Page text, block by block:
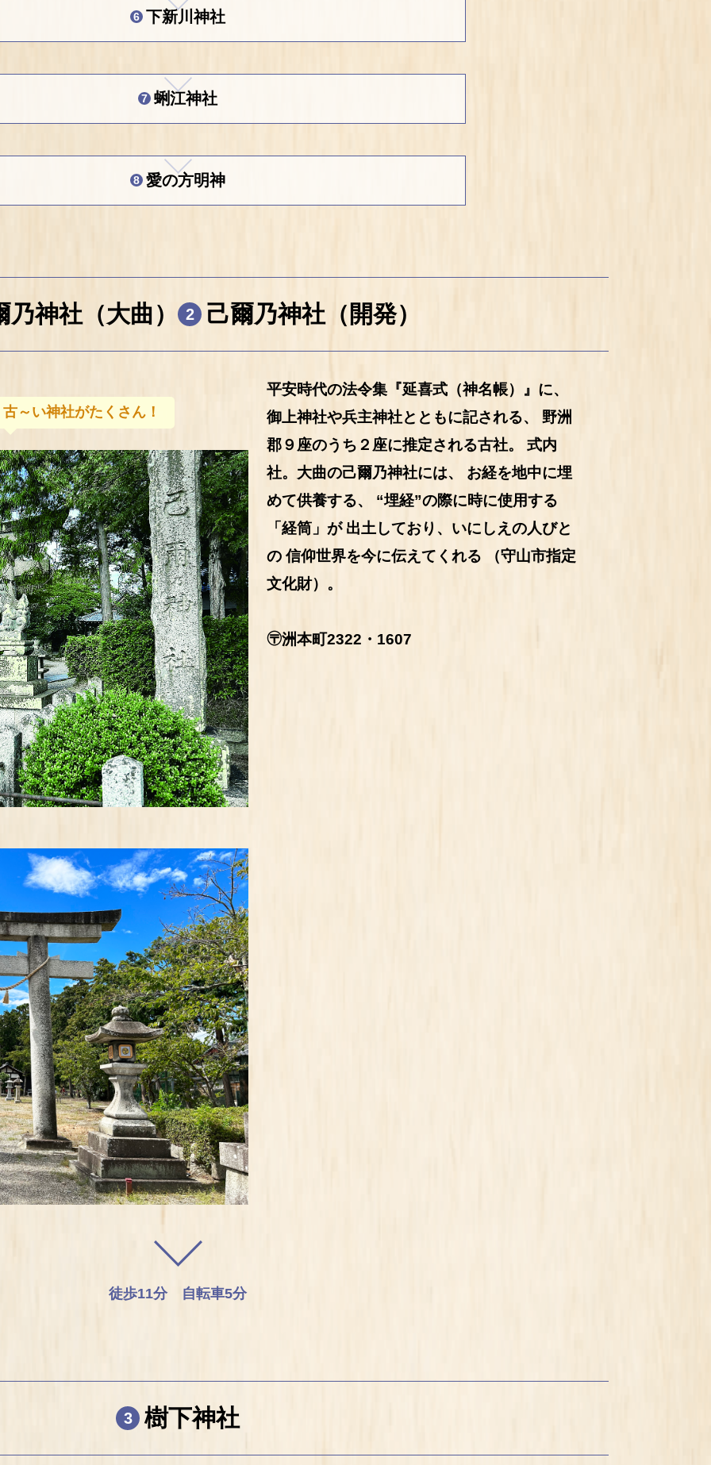
6 下新川神社
7 蜊江神社
8 愛の方明神
乃神社（大曲） 2 己爾乃神社（開発）
～い神社がたくさん！
平安時代の法令集『延喜式（神名帳）』に、
御上神社や兵主神社とともに記される、
野洲
郡９座のうち２座に推定される古社。
式内
社。大曲の己爾乃神社には、
お経を地中に埋
めて供養する、
“埋経”の際に時に使用する
「経筒」が出土しており、いにしえの人びと
の信仰世界を今に伝えてくれる （守山市指定
文化財）。
〶洲本町2322・1607
徒歩11分 自転車5分
3 樹下神社